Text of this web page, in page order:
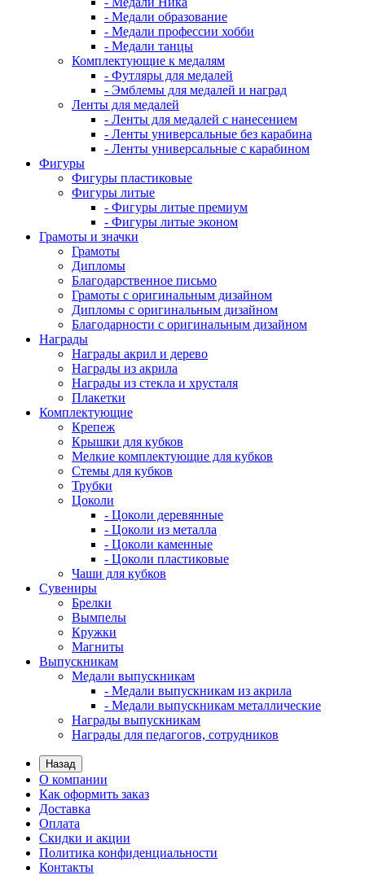
- Медали образование
- Медали профессии хобби
- Медали танцы
Комплектующие к медалям
- Футляры для медалей
- Эмблемы для медалей и наград
Ленты для медалей
- Ленты для медалей с нанесением
- Ленты универсальные без карабина
- Ленты универсальные с карабином
Фигуры
Фигуры пластиковые
Фигуры литые
- Фигуры литые премиум
- Фигуры литые эконом
Грамоты и значки
Грамоты
Дипломы
Благодарственное письмо
Грамоты с оригинальным дизайном
Дипломы с оригинальным дизайном
Благодарности с оригинальным дизайном
Награды
Награды акрил и дерево
Награды из акрила
Награды из стекла и хрусталя
Плакетки
Комплектующие
Крепеж
Крышки для кубков
Мелкие комплектующие для кубков
Стемы для кубков
Трубки
Цоколи
- Цоколи деревянные
- Цоколи из металла
- Цоколи каменные
- Цоколи пластиковые
Чаши для кубков
Сувениры
Брелки
Вымпелы
Кружки
Магниты
Выпускникам
Медали выпускникам
- Медали выпускникам из акрила
- Медали выпускникам металлические
Награды выпускникам
Награды для педагогов, сотрудников
Назад
О компании
Как оформить заказ
Доставка
Оплата
Скидки и акции
Политика конфиденциальности
Контакты